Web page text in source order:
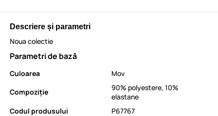
Descriere și parametri
Noua colectie
Parametri de bază
Culoarea
Mov
Compoziție
90% polyestere, 10%
elastane
Codul produsului
P67767